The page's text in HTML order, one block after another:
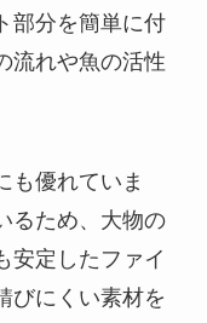
部分を簡単に付
流れや魚の活性
も優れていま
るため、大物の
安定したファイ
びにくい素材を